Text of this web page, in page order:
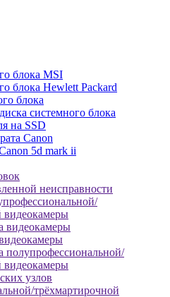
блока MSI
блока Hewlett Packard
блока
системного блока
на SSD
Canon
5d mark ii
неисправности
видеокамеры
видеокамеры
полупрофессиональной/
видеокамеры
узлов
трёхмартирочной